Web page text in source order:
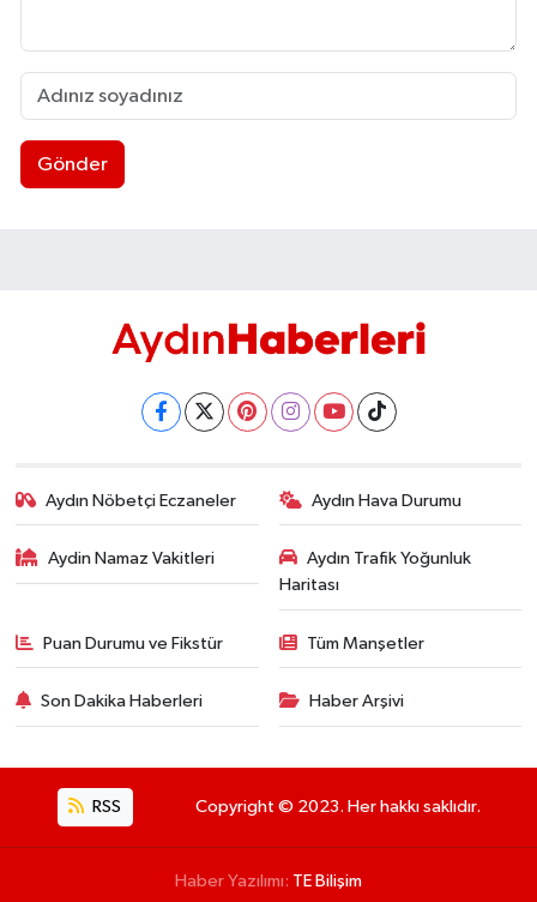
Gönder
Aydın Nöbetçi Eczaneler Aydın Hava Durumu
Aydin Namaz Vakitleri
Aydın Trafik Yoğunluk
Haritası
Puan Durumu ve Fikstür Tüm Manşetler
Son Dakika Haberleri Haber Arşivi
RSS Copyright © 2023. Her hakkı saklıdır.
Haber Yazılımı: TE Bilişim